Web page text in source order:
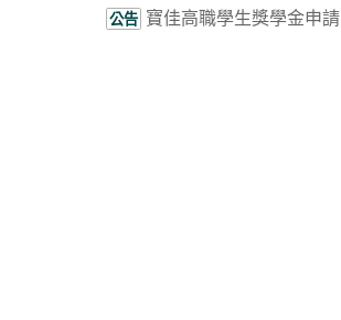
公告 寶佳高職學生獎學金申請